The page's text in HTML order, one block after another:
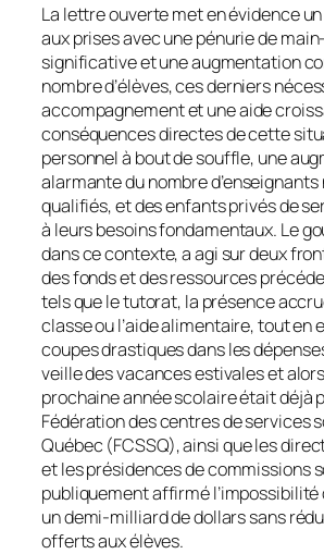
La lettre ouverte met en évidence
aux prises avec une pénurie de
significative et une augmentation
nombre d’élèves, ces derniers
accompagnement et une aide
conséquences directes de cette
personnel à bout de souffle, une
alarmante du nombre
qualifiés, et des enfants privés de
à leurs besoins fondamentaux. Le
dans ce contexte, a agi sur deux
des fonds et des ressources
tels que le tutorat, la présence
classe ou l’aide alimentaire, tout en
coupes drastiques dans les
veille des vacances estivales et
prochaine année scolaire était déjà
Fédération des centres de services
Québec (FCSSQ), ainsi que les
et les présidences de commissions
publiquement affirmé
un demi-milliard de dollars sans
offerts aux élèves.